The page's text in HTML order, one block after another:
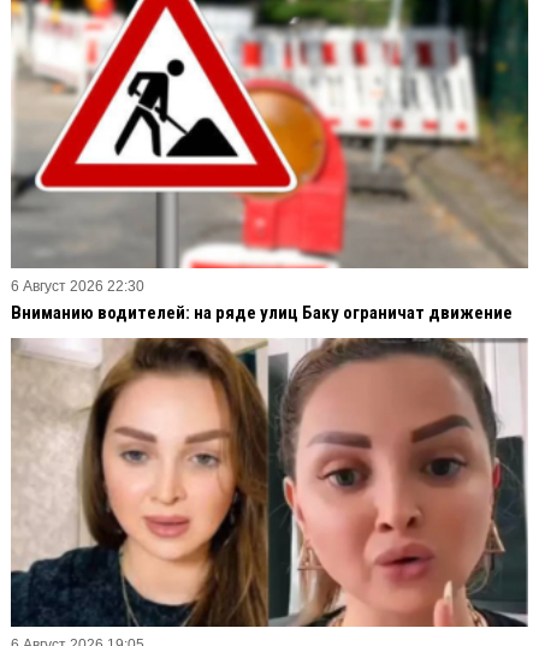
6 Август 2026 22:30
Вниманию водителей: на ряде улиц Баку ограничат движение